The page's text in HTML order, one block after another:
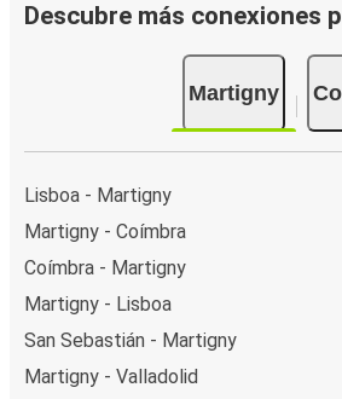
Descubre más conexiones
Martigny
Lisboa - Martigny
Martigny - Coímbra
Coímbra - Martigny
Martigny - Lisboa
San Sebastián - Martigny
Martigny - Valladolid